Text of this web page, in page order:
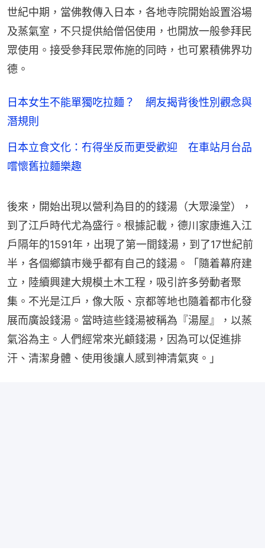
世紀中期，當佛教傳入日本，各地寺院開始設置浴場
及蒸氣室，不只提供給僧侶使用，也開放一般參拜民
眾使用。接受參拜民眾佈施的同時，也可累積佛界功
德。
日本女生不能單獨吃拉麵？ 網友揭背後性別觀念與
潛規則
日本立食文化：冇得坐反而更受歡迎 在車站月台品
嚐懷舊拉麵樂趣
後來，開始出現以營利為目的的錢湯（大眾澡堂），
到了江戶時代尤為盛行。根據記載，德川家康進入江
戶隔年的1591年，出現了第一間錢湯，到了17世紀前
半，各個鄉鎮市幾乎都有自己的錢湯。「隨着幕府建
立，陸續興建大規模土木工程，吸引許多勞動者聚
集。不光是江戶，像大阪、京都等地也隨着都市化發
展而廣設錢湯。當時這些錢湯被稱為『湯屋』，以蒸
氣浴為主。人們經常來光顧錢湯，因為可以促進排
汗、清潔身體、使用後讓人感到神清氣爽。」